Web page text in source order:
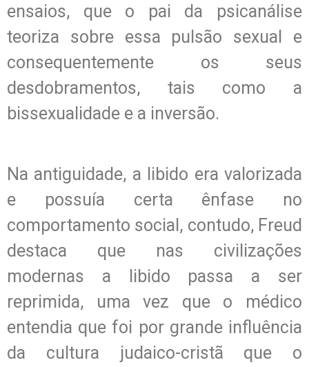
ensaios, que o pai da psicanálise
teoriza sobre essa pulsão sexual e
consequentemente os seus
desdobramentos, tais como a
bissexualidade e a inversão.
Na antiguidade, a libido era valorizada
e possuía certa ênfase no
comportamento social, contudo, Freud
destaca que nas civilizações
modernas a libido passa a ser
reprimida, uma vez que o médico
entendia que foi por grande influência
da cultura judaico-cristã que o